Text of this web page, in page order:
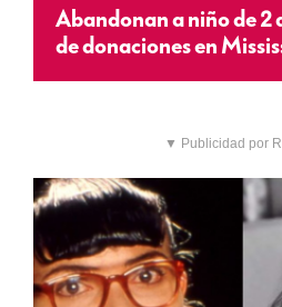
Abandonan a niño de 2
de donaciones en
▼ Publicidad por